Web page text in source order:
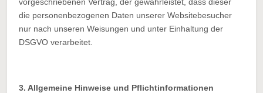
die personenbezogenen Daten unserer Websitebesucher
nur nach unseren Weisungen und unter Einhaltung der
DSGVO verarbeitet.
3. Allgemeine Hinweise und Pflicht­informationen